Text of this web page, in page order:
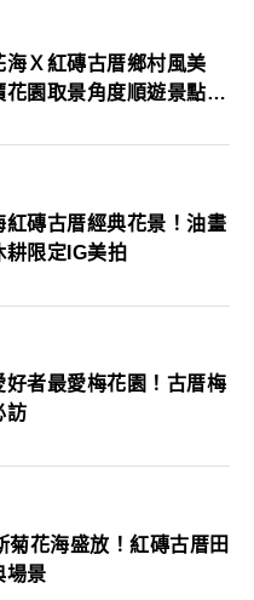
海Ｘ紅磚古厝鄉村風美
花園取景角度順遊景點必
紅磚古厝經典花景！油畫
耕限定IG美拍
好者最愛梅花園！古厝梅
訪
菊花海盛放！紅磚古厝田
場景